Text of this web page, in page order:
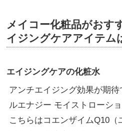
メイコー化粧品がおす
イジングケアアイテム
エイジングケアの化粧水
アンチエイジング効果が期
ルエナジー モイストローシ
こちらはコエンザイムQ10